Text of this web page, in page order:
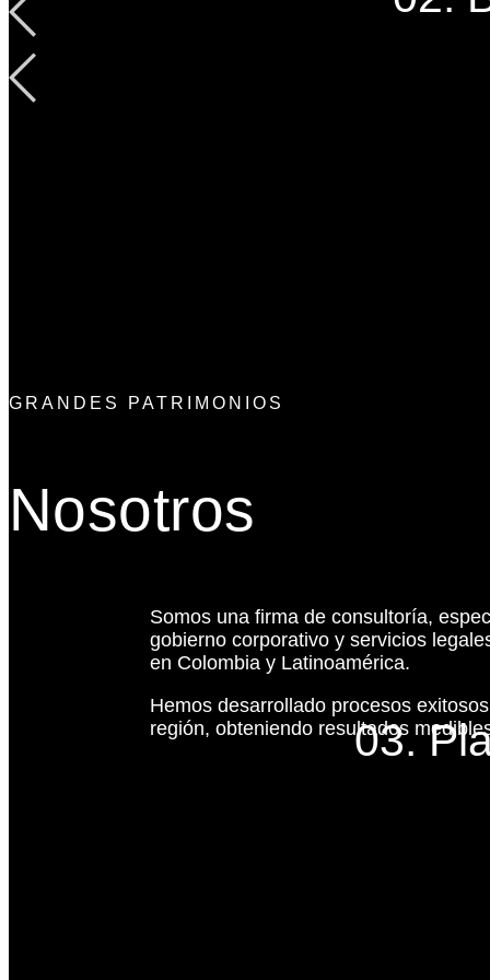
03.
GRANDES PATRIMONIOS
Nosotros
Somos una firma de consultoría,
gobierno corporativo y servicios
en Colombia y Latinoamérica.
Hemos desarrollado procesos
región, obteniendo resultados